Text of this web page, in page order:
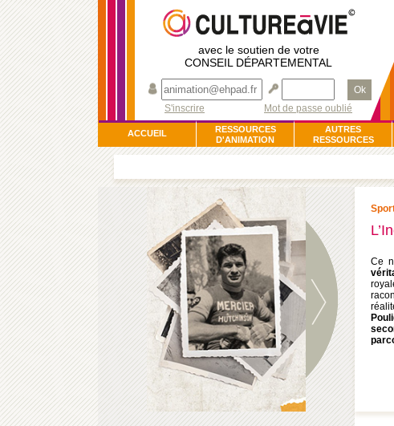
avec le soutien de votre
CONSEIL DÉPARTEMENTAL
Ok
S'inscrire
Mot de passe oublié
ACCUEIL
RESSOURCES
D'ANIMATION
AUTRES
RESSOURCES
Ce